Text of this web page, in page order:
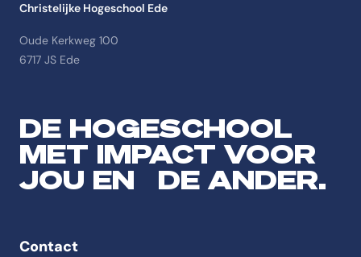
Christelijke Hogeschool Ede
Oude Kerkweg 100
6717 JS Ede
DE HOGESCHOOL
MET IMPACT VOOR
JOU EN DE ANDER.
Contact